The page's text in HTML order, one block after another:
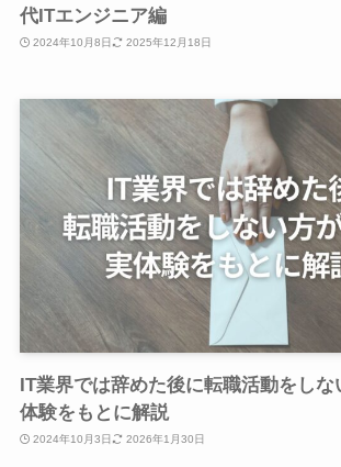
代ITエンジニア編
2024年10月8日 2025年12月18日
IT業界では辞めた後に転職活動をし
体験をもとに解説
2024年10月3日 2026年1月30日